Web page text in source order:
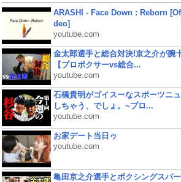
ARASHI - Face Down : Reborn
deo]
youtube.com
金太郎選手と総合対決!京之介が腕
【プロボクサーvs総合...
youtube.com
石橋貴明がゴイスーなスポーツニ
しちゃう、でしょ。~プロ...
youtube.com
お家デート当日ゥ
youtube.com
亀田京之介選手とボクシングスパ